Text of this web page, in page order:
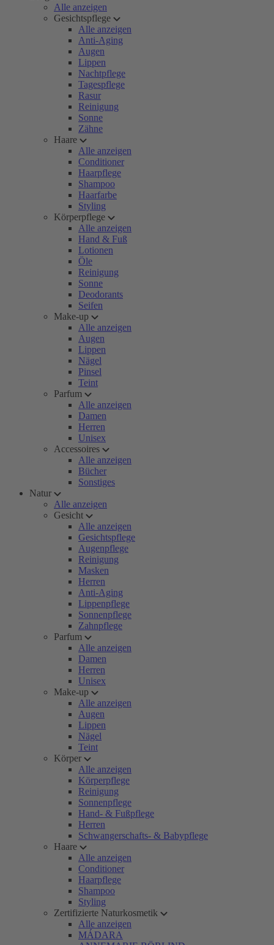
Alle anzeigen
Gesichtspflege
Alle anzeigen
Anti-Aging
Augen
Lippen
Nachtpflege
Tagespflege
Rasur
Reinigung
Sonne
Zähne
Haare
Alle anzeigen
Conditioner
Haarpflege
Shampoo
Haarfarbe
Styling
Körperpflege
Alle anzeigen
Hand & Fuß
Lotionen
Öle
Reinigung
Sonne
Deodorants
Seifen
Make-up
Alle anzeigen
Augen
Lippen
Nägel
Pinsel
Teint
Parfum
Alle anzeigen
Damen
Herren
Unisex
Accessoires
Alle anzeigen
Bücher
Sonstiges
Natur
Alle anzeigen
Gesicht
Alle anzeigen
Gesichtspflege
Augenpflege
Reinigung
Masken
Herren
Anti-Aging
Lippenpflege
Sonnenpflege
Zahnpflege
Parfum
Alle anzeigen
Damen
Herren
Unisex
Make-up
Alle anzeigen
Augen
Lippen
Nägel
Teint
Körper
Alle anzeigen
Körperpflege
Reinigung
Sonnenpflege
Hand- & Fußpflege
Herren
Schwangerschafts- & Babypflege
Haare
Alle anzeigen
Conditioner
Haarpflege
Shampoo
Styling
Zertifizierte Naturkosmetik
Alle anzeigen
MÁDARA